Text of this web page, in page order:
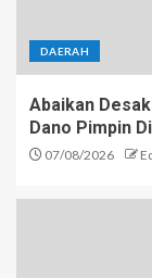
DAERAH
Abaikan
Dano Pimpin
07/08/2026